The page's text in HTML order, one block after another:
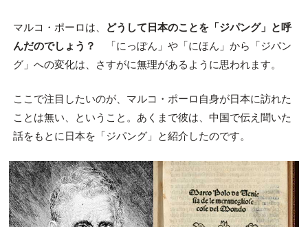
マルコ・ポーロは、
どうして日本のことを「ジパング」と呼
んだのでしょう？
「にっぽん」や「にほん」から「ジパン
グ」への変化は、さすがに無理があるように思われます。
ここで注目したいのが、マルコ・ポーロ自身が日本に訪れた
ことは無い、ということ。あくまで彼は、中国で伝え聞いた
話をもとに日本を「ジパング」と紹介したのです。